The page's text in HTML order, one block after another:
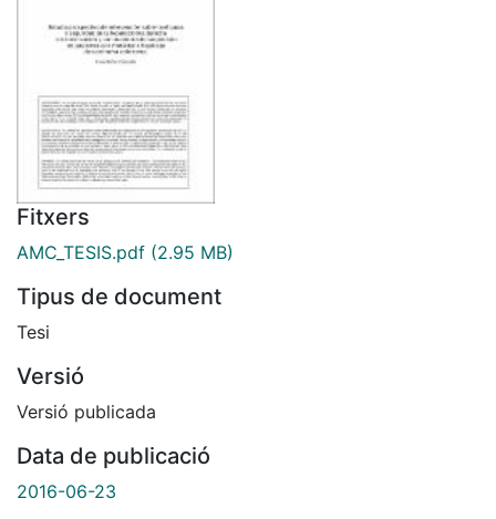
Fitxers
AMC_TESIS.pdf (2.95 MB)
Tipus de document
Tesi
Versió
Versió publicada
Data de publicació
2016-06-23